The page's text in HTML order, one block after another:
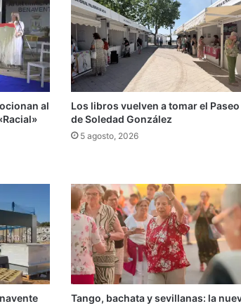
al
Los libros vuelven a tomar el Paseo
de Soledad González
5 agosto, 2026
Tango, bachata y sevillanas: la